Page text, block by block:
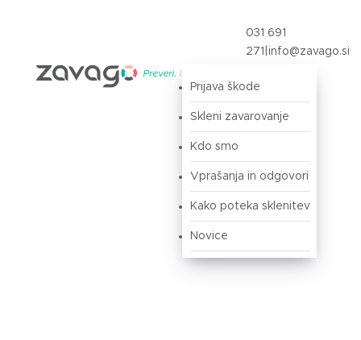
031 691
271 info@zavago.si
Prijava škode
Skleni zavarovanje
Kdo smo
Vprašanja in odgovori
Kako poteka sklenitev
Novice